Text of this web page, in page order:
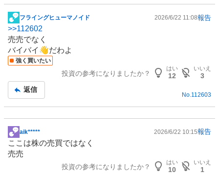
掲
示
板
記
事
フライングヒューマノイド 2026/6/22 11:08報告
>>112602
売売でなく
バイバイ👋だわよ
強く買いたい
投資の参考になりましたか？
はい
12
いいえ
3
返信
No. 112603
掲
示
板
aik***** 2026/6/22 10:15報告
ここは株の売買ではなく
売売
投資の参考になりましたか？
はい
10
いいえ
1